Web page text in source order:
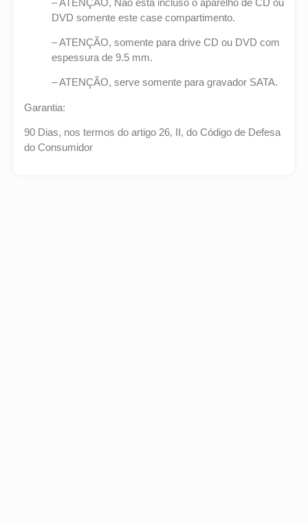
DVD somente este case compartimento.
– ATENÇÃO, somente para drive CD ou DVD com
espessura de 9.5 mm.
– ATENÇÃO, serve somente para gravador SATA.
Garantia:
90 Dias, nos termos do artigo 26, II, do Código de Defesa
do Consumidor